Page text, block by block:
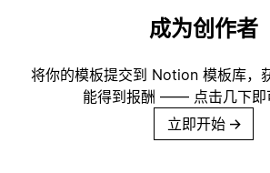
成为创作者
将你的模板提交到 Notion 模板库，
能得到报酬 —— 点击几下即
立即开始 →